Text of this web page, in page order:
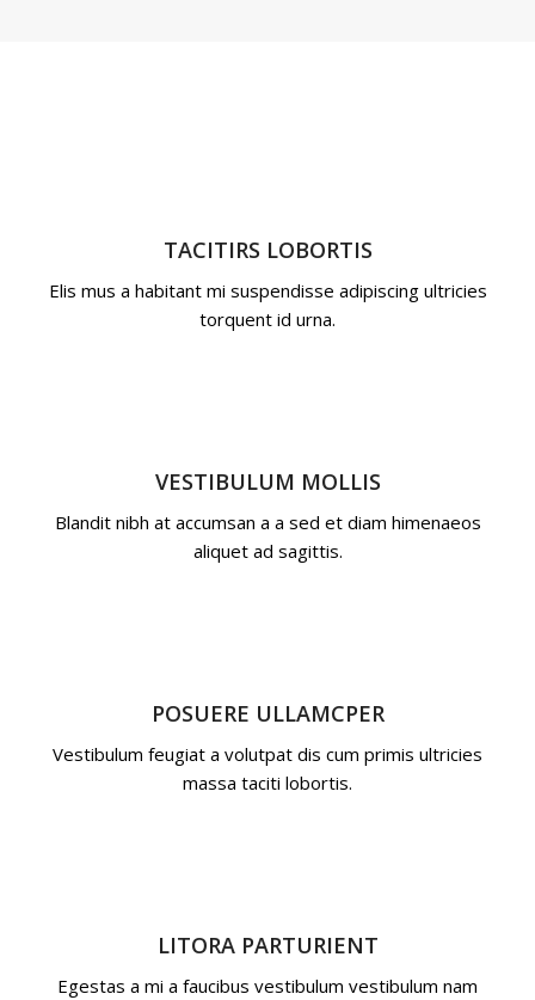
TACITIRS LOBORTIS
Elis mus a habitant mi suspendisse adipiscing ultricies
torquent id urna.
VESTIBULUM MOLLIS
Blandit nibh at accumsan a a sed et diam himenaeos
aliquet ad sagittis.
POSUERE ULLAMCPER
Vestibulum feugiat a volutpat dis cum primis ultricies
massa taciti lobortis.
LITORA PARTURIENT
Egestas a mi a faucibus vestibulum vestibulum nam